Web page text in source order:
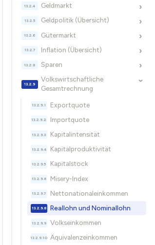
›
Geldmarkt
›
Geldpolitik (Übersicht)
›
Gütermarkt
›
Inflation (Übersicht)
›
Sparen
›
Volkswirtschaftliche
Gesamtrechnung
Exportquote
Importquote
Kapitalintensität
Kapitalproduktivität
Kapitalstock
Misery-Index
Nettonationaleinkommen
Reallohn und Nominallohn
Volkseinkommen
Äquivalenzeinkommen